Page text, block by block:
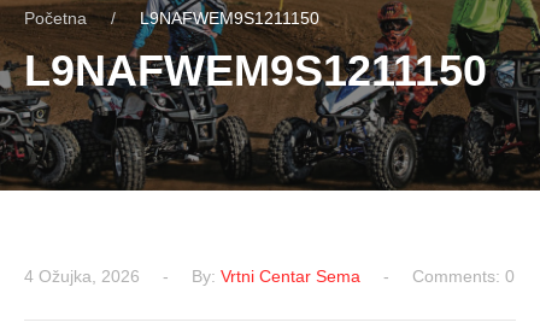
Početna L9NAFWEM9S1211150
L9NAFWEM9S1211150
4 Ožujka, 2026 By: Vrtni Centar Sema Comments: 0